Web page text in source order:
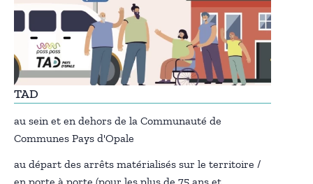
TAD
au sein et en dehors de la Communauté de
Communes Pays d'Opale
au départ des arrêts matérialisés sur le territoire /